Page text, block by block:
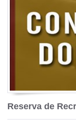
Reserva de